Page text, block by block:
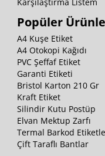
Karşılaştırma Listem
Popüler
A4 Kuşe Etiket
A4 Otokopi Kağıdı
PVC Şeffaf Etiket
Garanti Etiketi
Bristol Karton 210 Gr
Kraft Etiket
Silindir Kutu Postüp
Elvan Mektup Zarfı
Termal Barkod
Çift Taraflı Bantlar